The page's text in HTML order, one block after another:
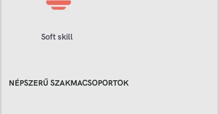
Soft skill
NÉPSZERŰ SZAKMACSOPORTOK